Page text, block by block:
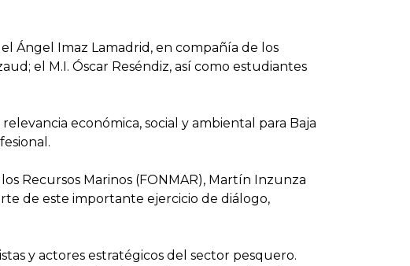
Ángel Imaz Lamadrid, en compañía de los
el M.I. Óscar Reséndiz, así como estudiantes
económica, social y ambiental para Baja
Recursos Marinos (FONMAR), Martín Inzunza
de este importante ejercicio de diálogo,
y actores estratégicos del sector pesquero.